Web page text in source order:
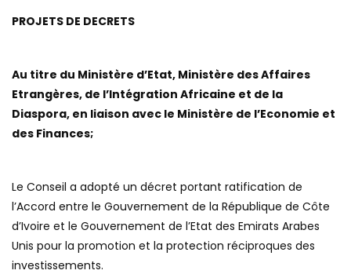
PROJETS DE DECRETS
Au titre du Ministère d’Etat, Ministère des Affaires
Etrangères, de l’Intégration Africaine et de la
Diaspora, en liaison avec le Ministère de l’Economie et
des Finances;
Le Conseil a adopté un décret portant ratification de
l’Accord entre le Gouvernement de la République de Côte
d’Ivoire et le Gouvernement de l’Etat des Emirats Arabes
Unis pour la promotion et la protection réciproques des
investissements.